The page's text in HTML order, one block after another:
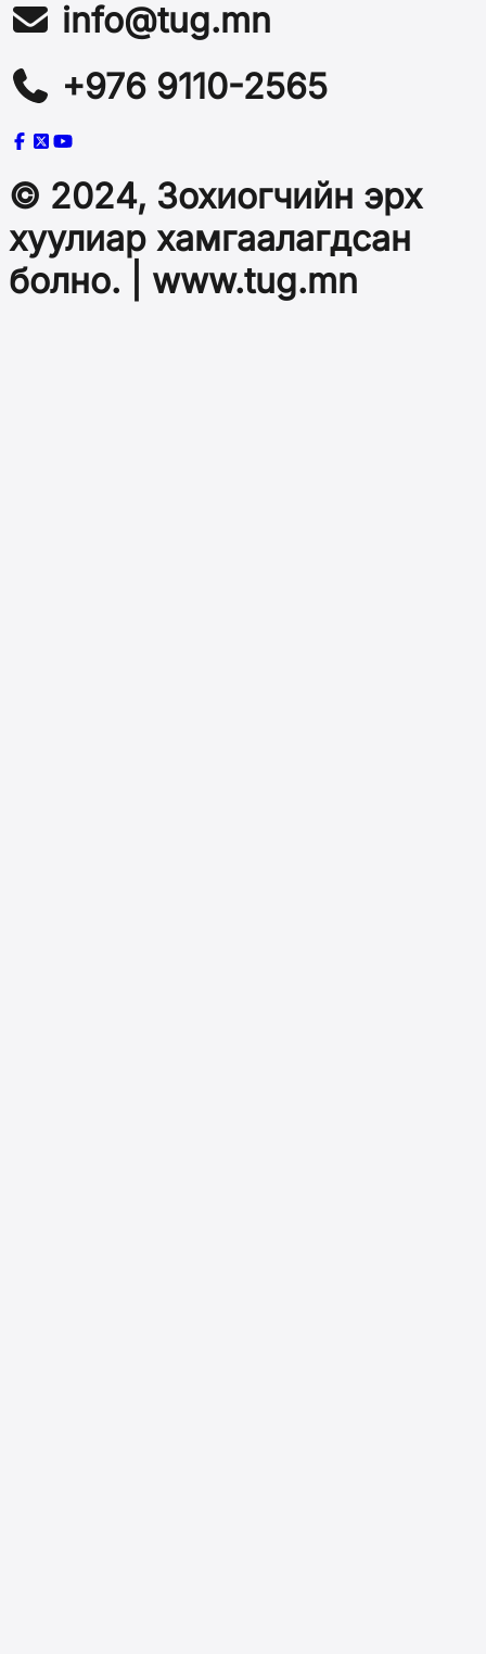
info@tug.mn
+976 9110-2565
© 2024, Зохиогчийн эрх
хуулиар хамгаалагдсан
болно. | www.tug.mn